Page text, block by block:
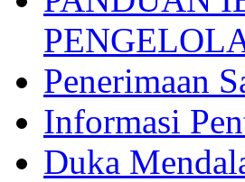
Penerimaan
Informasi
Duka